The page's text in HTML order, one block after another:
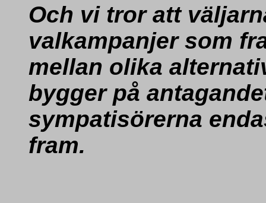
Och vi tror att
valkampanjer som
mellan olika
bygger på
sympatisörerna
fram.